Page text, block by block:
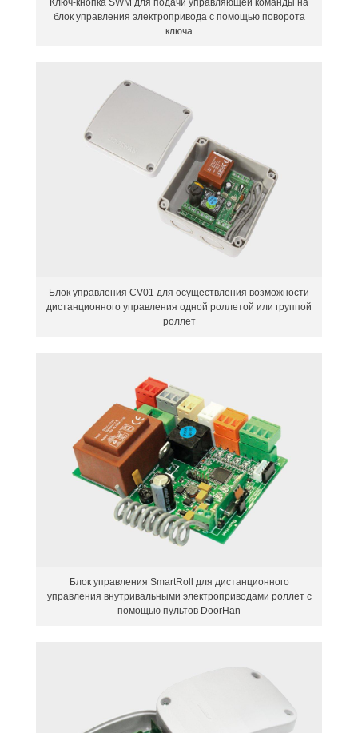
Ключ-кнопка SWM для подачи управляющей команды на
блок управления электропривода с помощью поворота
ключа
Блок управления CV01 для осуществления возможности
дистанционного управления одной роллетой или группой
роллет
Блок управления SmartRoll для дистанционного
управления внутривальными электроприводами роллет с
помощью пультов DoorHan